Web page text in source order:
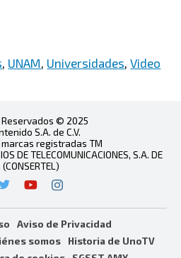
UNAM Universidades ,Video
© 2025
S.A. de C.V.
registradas TM
DE TELECOMUNICACIONES, S.A. DE
(CONSERTEL)
Aviso de Privacidad
somos
Historia de UnoTV